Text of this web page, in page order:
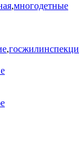
,многодетные
,